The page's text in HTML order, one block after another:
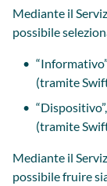
Mediante il
possibile
(tramite
(tramite
Mediante il
possibile fruire